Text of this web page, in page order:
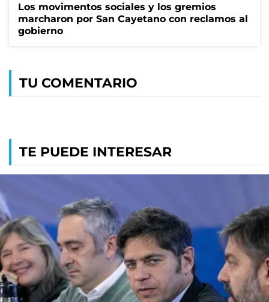
Los movimentos sociales y los gremios
marcharon por San Cayetano con reclamos al
gobierno
TU COMENTARIO
TE PUEDE INTERESAR